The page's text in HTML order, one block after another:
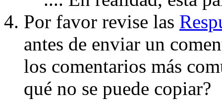
Por favor revise las
antes de enviar un
los comentarios más
qué no se puede copiar?